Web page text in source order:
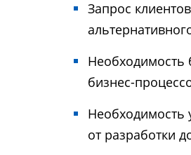
Запрос
Необходимость
бизнес-
Необходимость
от разработки